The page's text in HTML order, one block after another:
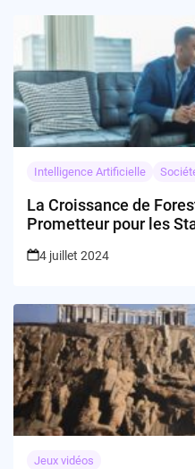
Intelligence Artificielle
La Croissance de
Prometteur pour les
4 juillet 2024
Jeux vidéos